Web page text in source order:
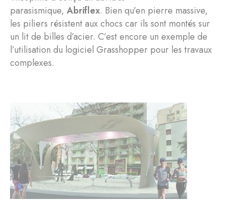
parasismique, Abriflex. Bien qu’en pierre massive,
les piliers résistent aux chocs car ils sont montés sur
un lit de billes d’acier. C’est encore un exemple de
l’utilisation du logiciel Grasshopper pour les travaux
complexes.